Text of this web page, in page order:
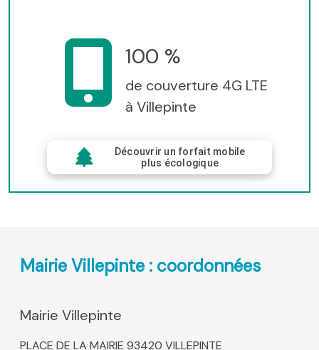
100 %
de couverture 4G LTE
à Villepinte
Découvrir un forfait mobile
plus écologique
Mairie Villepinte : coordonnées
Mairie Villepinte
PLACE DE LA MAIRIE 93420 VILLEPINTE